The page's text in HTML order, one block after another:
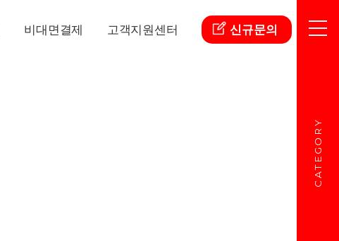
비대면결제 고객지원센터 신규문의
CATEGORY